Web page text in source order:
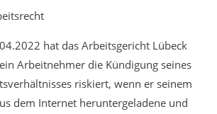
hat das Arbeitsgericht Lübeck
Arbeitnehmer die Kündigung seines
riskiert, wenn er seinem
dem Internet heruntergeladene und